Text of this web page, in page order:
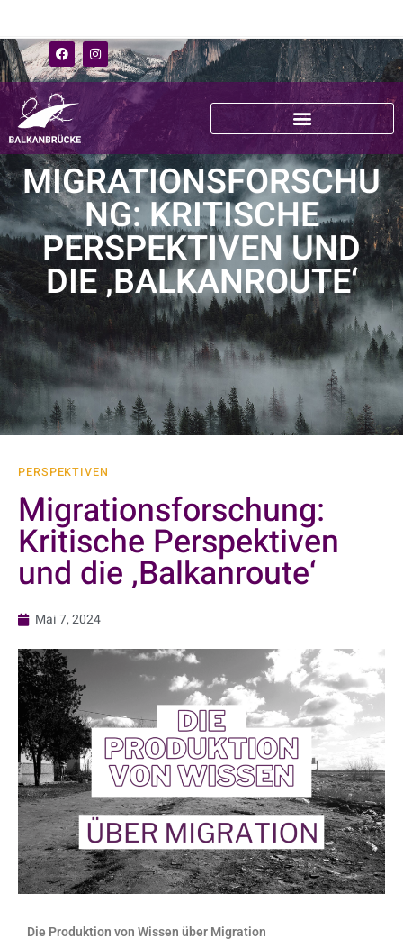
MIGRATIONSFORSCHU
NG: KRITISCHE
PERSPEKTIVEN UND
DIE ‚BALKANROUTE‘
PERSPEKTIVEN
Migrationsforschung:
Kritische Perspektiven
und die ‚Balkanroute‘
Mai 7, 2024
Die Produktion von Wissen über Migration